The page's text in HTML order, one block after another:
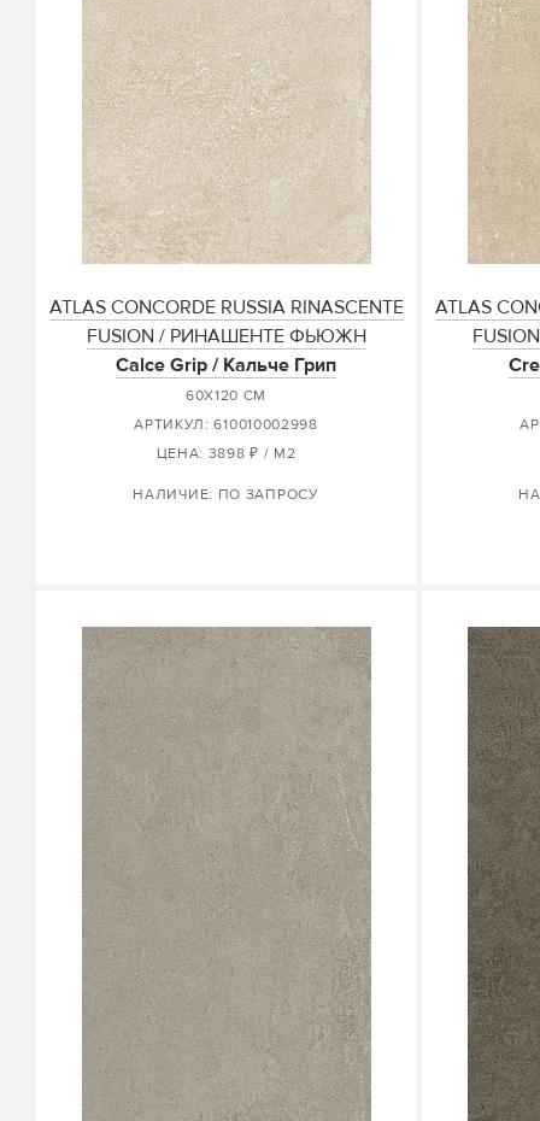
ATLAS CONCORDE RUSSIA RINASCENTE
FUSION / РИНАШЕНТЕ ФЬЮЖН
Calce Grip / Кальче Грип
60X120 СМ
АРТИКУЛ: 610010002998
ЦЕНА: 3898 ₽ / М2
НАЛИЧИЕ: ПО ЗАПРОСУ
ATLAS